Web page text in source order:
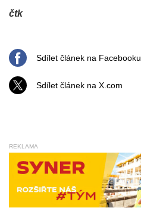
čtk
Sdílet článek na Facebooku
Sdílet článek na X.com
REKLAMA